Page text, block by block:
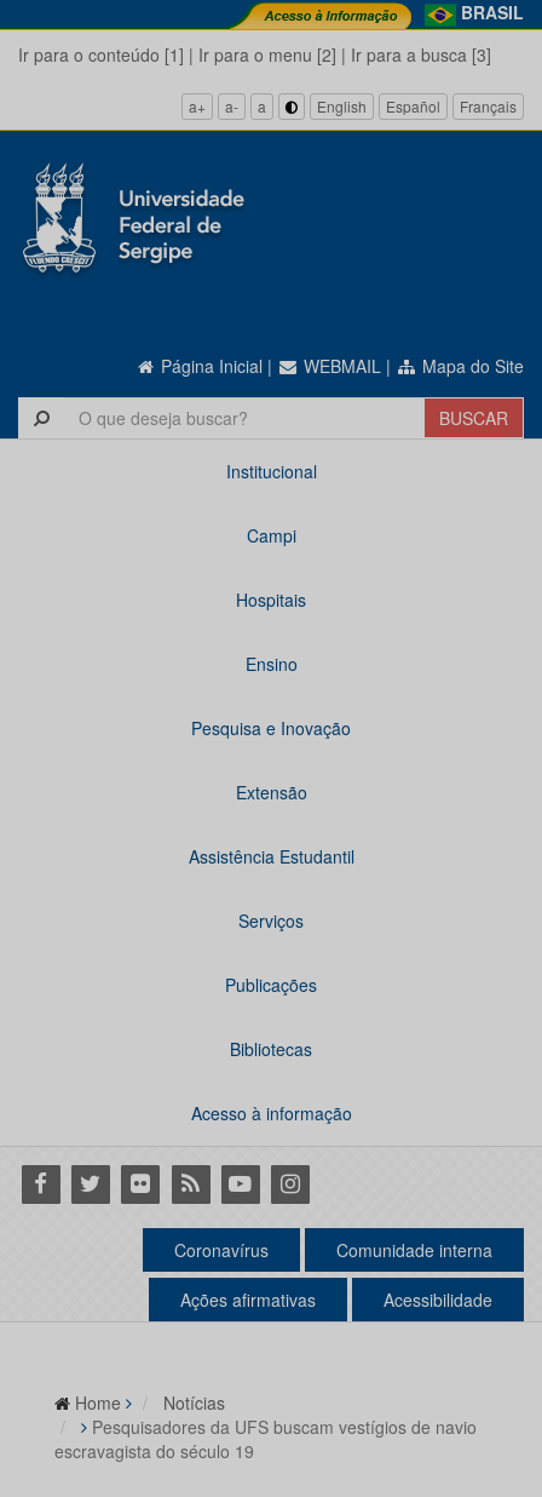
BRASIL
Ir para o conteúdo [1] | Ir para o menu [2] | Ir para a busca [3]
a+ a- a English Español Français
Página Inicial | WEBMAIL | Mapa do Site
Institucional
Campi
Hospitais
Ensino
Pesquisa e Inovação
Extensão
Assistência Estudantil
Serviços
Publicações
Bibliotecas
Acesso à informação
Facebook
Twitter Flickr RSS YoutubeInstagram
Coronavírus Comunidade interna
Ações afirmativas Acessibilidade
Home
Notícias
Pesquisadores da UFS buscam vestígios de navio
escravagista do século 19